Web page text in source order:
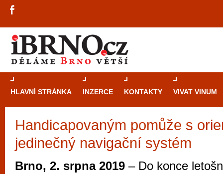
HLAVNÍ STRÁNKA INZERCE KONTAKTY VIVAT VINUM
Handicapovaným pomůže s
jedinečný navigační systém
Brno, 2. srpna 2019 – Do konce
Průvodce
Brně: Od